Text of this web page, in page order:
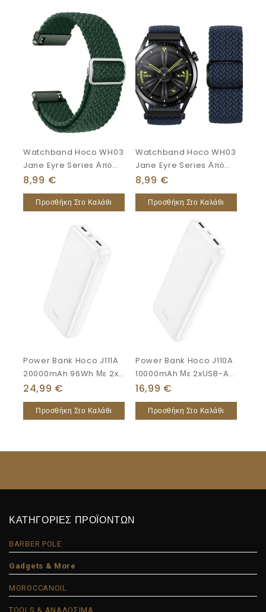
Watchband Hoco WH03
Jane Eyre Series Από
Ultra-Thin Nylon Για
Samsung Huawei
Xiaomi Vivo Κα 20mm
8,99 €
Προσθήκη Στο Καλάθι
Watchband Hoco WH03
Jane Eyre Series Από
Ultra-Thin Nylon Για
Samsung Huawei
Xiaomi Vivo Κα 22mm
8,99 €
Προσθήκη Στο Καλάθι
Power Bank Hoco J111A
20000mAh 96Wh Με 2x
USB-A 5V/2A Λευκό
24,99 €
Προσθήκη Στο Καλάθι
Power Bank Hoco J110A
10000mAh Με 2xUSB-A
Λευκό
16,99 €
Προσθήκη Στο Καλάθι
ΚΑΤΗΓΟΡΙΕΣ ΠΡΟΪΟΝΤΩΝ
BARBER POLE
Gadgets & More
MOROCCANOIL
TOOLS & ΑΝΑΛΩΣΙΜΑ